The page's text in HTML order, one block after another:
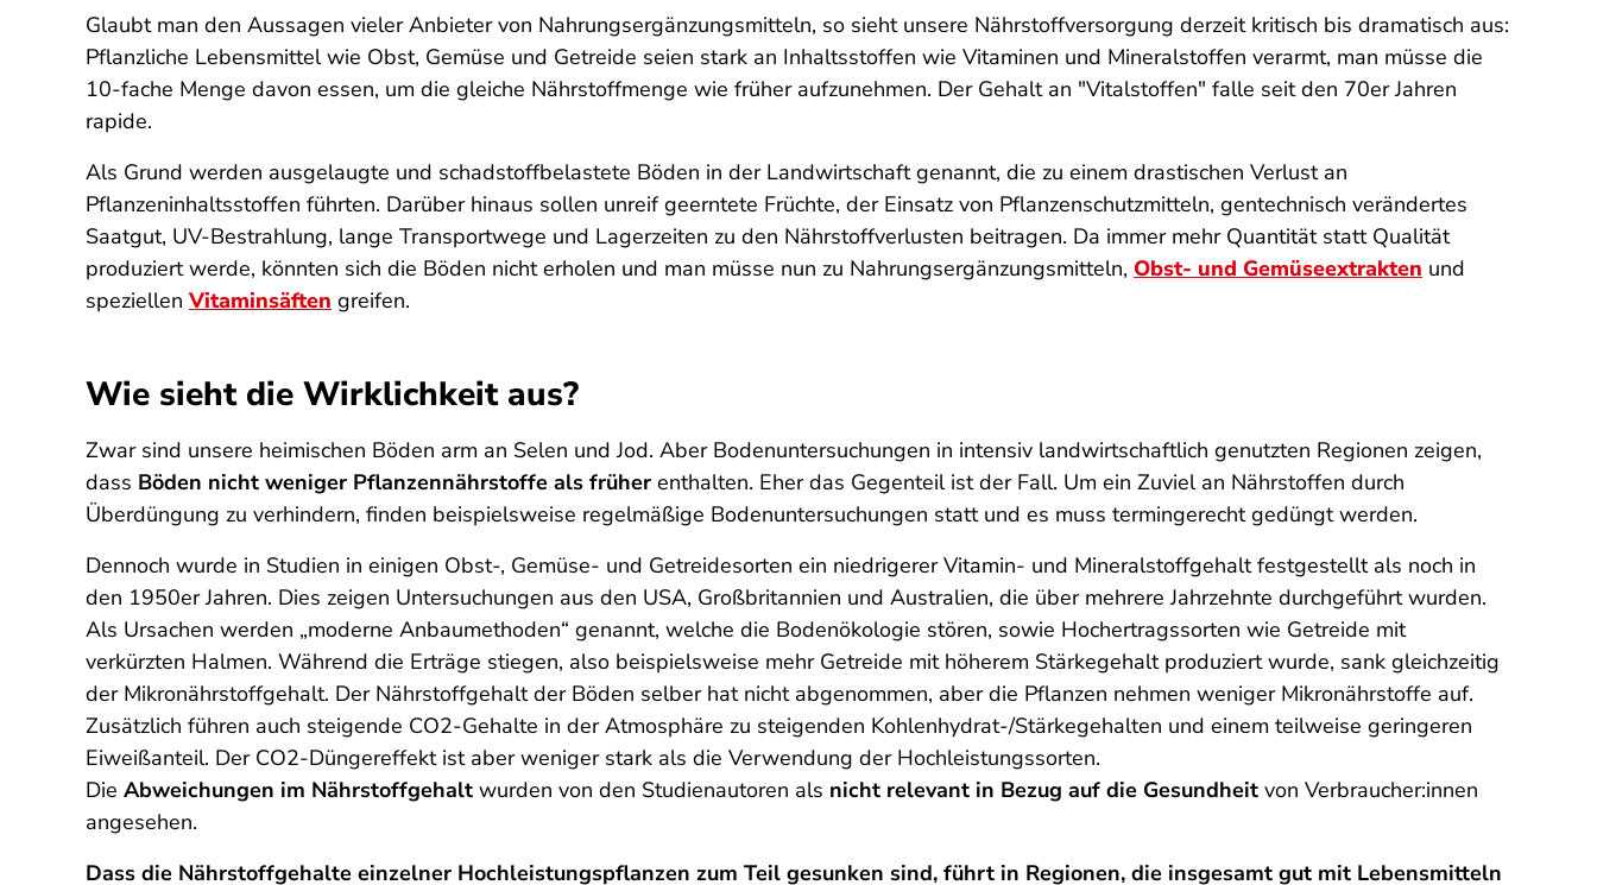
Glaubt man den Aussagen vieler Anbieter von Nahrungsergänzungsmitteln, so sieht unsere Nährstoffversorgung derzeit kritisch bis dramatisch aus:
Pflanzliche Lebensmittel wie Obst, Gemüse und Getreide seien stark an Inhaltsstoffen wie Vitaminen und Mineralstoffen verarmt, man müsse die
10-fache Menge davon essen, um die gleiche Nährstoffmenge wie früher aufzunehmen. Der Gehalt an "Vitalstoffen" falle seit den 70er Jahren
rapide.
Als Grund werden ausgelaugte und schadstoffbelastete Böden in der Landwirtschaft genannt, die zu einem drastischen Verlust an
Pflanzeninhaltsstoffen führten. Darüber hinaus sollen unreif geerntete Früchte, der Einsatz von Pflanzenschutzmitteln, gentechnisch verändertes
Saatgut, UV-Bestrahlung, lange Transportwege und Lagerzeiten zu den Nährstoffverlusten beitragen. Da immer mehr Quantität statt Qualität
produziert werde, könnten sich die Böden nicht erholen und man müsse nun zu Nahrungsergänzungsmitteln, Obst- und Gemüseextrakten und
speziellenVitaminsäften greifen.
Wie sieht die Wirklichkeit aus?
Zwar sind unsere heimischen Böden arm an Selen und Jod. Aber Bodenuntersuchungen in intensiv landwirtschaftlich genutzten Regionen zeigen,
dass Böden nicht weniger Pflanzennährstoffe als früher enthalten. Eher das Gegenteil ist der Fall. Um ein Zuviel an Nährstoffen durch
Überdüngung zu verhindern, finden beispielsweise regelmäßige Bodenuntersuchungen statt und es muss termingerecht gedüngt werden.
Dennoch wurde in Studien in einigen Obst-, Gemüse- und Getreidesorten ein niedrigerer Vitamin- und Mineralstoffgehalt festgestellt als noch in
den 1950er Jahren. Dies zeigen Untersuchungen aus den USA, Großbritannien und Australien, die über mehrere Jahrzehnte durchgeführt wurden.
Als Ursachen werden „moderne Anbaumethoden“ genannt, welche die Bodenökologie stören, sowie Hochertragssorten wie Getreide mit
verkürzten Halmen. Während die Erträge stiegen, also beispielsweise mehr Getreide mit höherem Stärkegehalt produziert wurde, sank gleichzeitig
der Mikronährstoffgehalt. Der Nährstoffgehalt der Böden selber hat nicht abgenommen, aber die Pflanzen nehmen weniger Mikronährstoffe auf.
Zusätzlich führen auch steigende CO2-Gehalte in der Atmosphäre zu steigenden Kohlenhydrat-/Stärkegehalten und einem teilweise geringeren
Eiweißanteil. Der CO2-Düngereffekt ist aber weniger stark als die Verwendung der Hochleistungssorten.
Die Abweichungen im Nährstoffgehalt wurden von den Studienautoren als nicht relevant in Bezug auf die Gesundheit von Verbraucher:innen
angesehen.
Dass die Nährstoffgehalte einzelner Hochleistungspflanzen zum Teil gesunken sind, führt in Regionen, die insgesamt gut mit Lebensmitteln